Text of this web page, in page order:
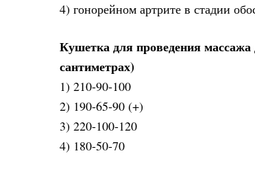
4) гонорейном артрите в стадии
Кушетка для проведения
сантиметрах)
1) 210-90-100
2) 190-65-90 (+)
3) 220-100-120
4) 180-50-70